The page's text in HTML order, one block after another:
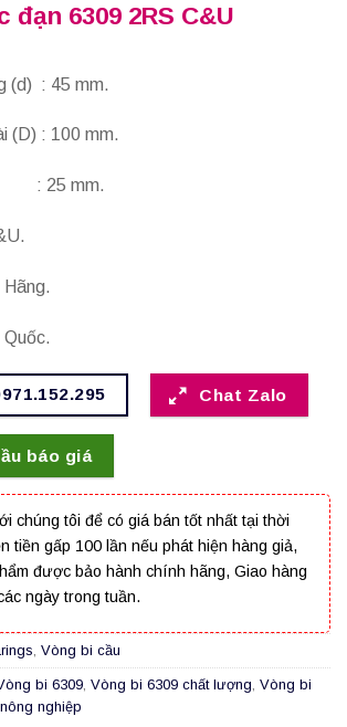
đạn 6309 2RS C&U
(d) : 45 mm.
(D) : 100 mm.
25 mm.
Hãng.
Chat Zalo
báo giá
chúng tôi để có giá bán tốt nhất tại thời
tiền gấp 100 lần nếu phát hiện hàng giả,
được bảo hành chính hãng, Giao hàng
ngày trong tuần.
, Vòng bi cầu
bi 6309, Vòng bi 6309 chất lượng, Vòng bi
nghiệp